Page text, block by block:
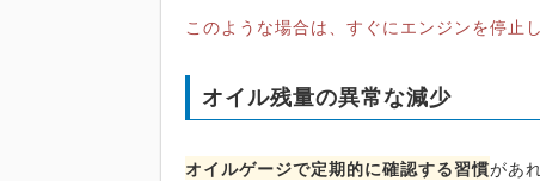
このような場合は、すぐにエンジンを停止
オイル残量の異常な減少
オイルゲージで定期的に確認する習慣があ